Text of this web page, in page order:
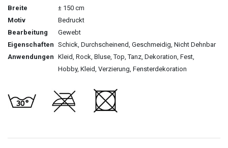
Breite
± 150 cm
Motiv
Bedruckt
Bearbeitung
Gewebt
Eigenschaften Schick, Durchscheinend, Geschmeidig, Nicht Dehnbar
Anwendungen Kleid, Rock, Bluse, Top, Tanz, Dekoration, Fest,
Hobby, Kleid, Verzierung, Fensterdekoration